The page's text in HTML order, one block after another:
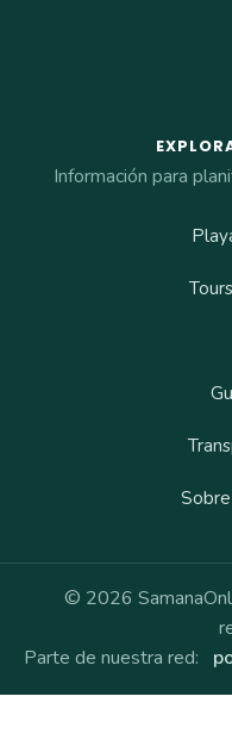
Información para
© 2026
Parte de nuestra red: